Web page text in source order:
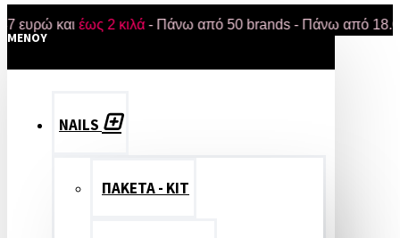
καιέως 2 κιλά- Πάνω από 50 brands - Πάνω από 18.000
MENOY
NAILS
ΠΑΚΕΤΑ - ΚΙΤ